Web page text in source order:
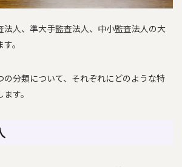
法人、準大手監査法人、中小監査法人の大
。
の分類について、それぞれにどのような特
す。